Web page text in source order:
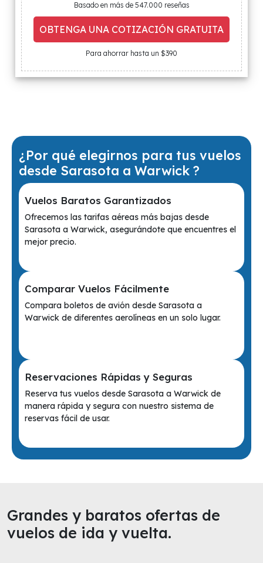
Basado en más de 547.000 reseñas
OBTENGA UNA COTIZACIÓN GRATUITA
Para ahorrar hasta un $390
¿Por qué elegirnos para tus vuelos
desde Sarasota a Warwick ?
Vuelos Baratos Garantizados
Ofrecemos las tarifas aéreas más bajas desde
Sarasota a Warwick, asegurándote que encuentres el
mejor precio.
Comparar Vuelos Fácilmente
Compara boletos de avión desde Sarasota a
Warwick de diferentes aerolíneas en un solo lugar.
Reservaciones Rápidas y Seguras
Reserva tus vuelos desde Sarasota a Warwick de
manera rápida y segura con nuestro sistema de
reservas fácil de usar.
Grandes y baratos ofertas de
vuelos de ida y vuelta.